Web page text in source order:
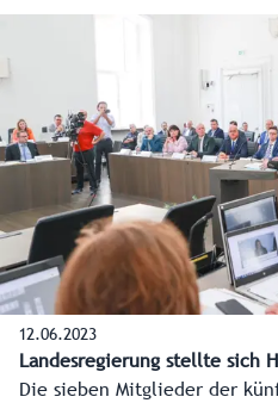
Marlene Svazek und Stefan
Josef Schwaiger, Daniela
12.06.2023
Landesregierung stellte sich
Die sieben Mitglieder der